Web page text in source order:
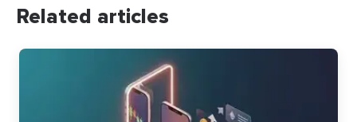
Related articles